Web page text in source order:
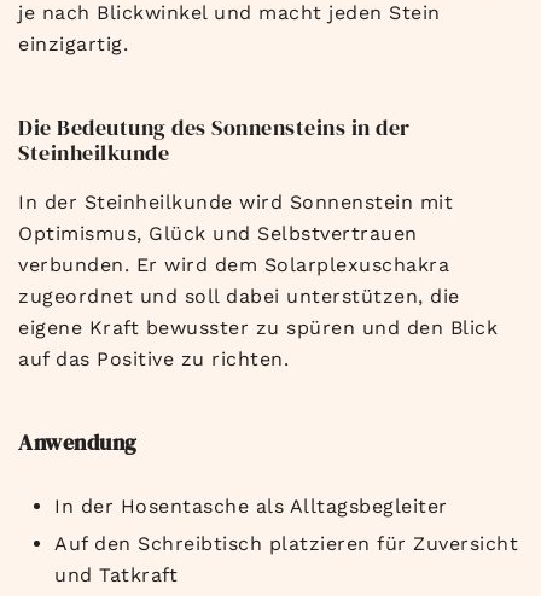
je nach Blickwinkel und macht jeden Stein
einzigartig.
Die Bedeutung des Sonnensteins in der
Steinheilkunde
In der Steinheilkunde wird Sonnenstein mit
Optimismus, Glück und Selbstvertrauen
verbunden. Er wird dem Solarplexuschakra
zugeordnet und soll dabei unterstützen, die
eigene Kraft bewusster zu spüren und den Blick
auf das Positive zu richten.
Anwendung
In der Hosentasche als Alltagsbegleiter
Auf den Schreibtisch platzieren für Zuversicht
und Tatkraft